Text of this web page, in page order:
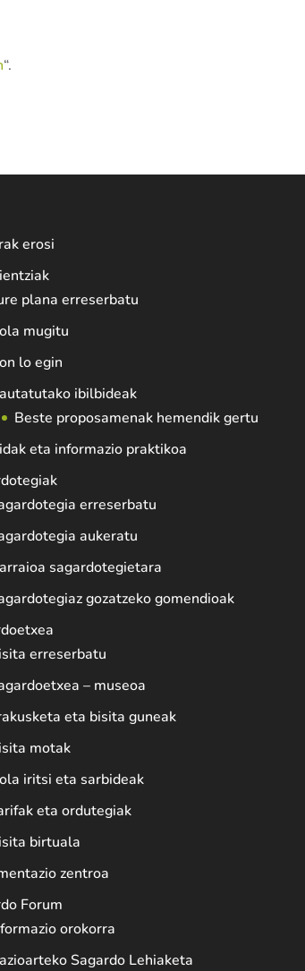
“.
erosi
plana erreserbatu
mugitu
lo egin
ibilbideak
Beste proposamenak hemendik gertu
eta informazio praktikoa
erreserbatu
aukeratu
sagardotegietara
gozatzeko gomendioak
erreserbatu
– museoa
eta bisita guneak
motak
iritsi eta sarbideak
eta ordutegiak
birtuala
zentroa
Forum
orokorra
Sagardo Lehiaketa